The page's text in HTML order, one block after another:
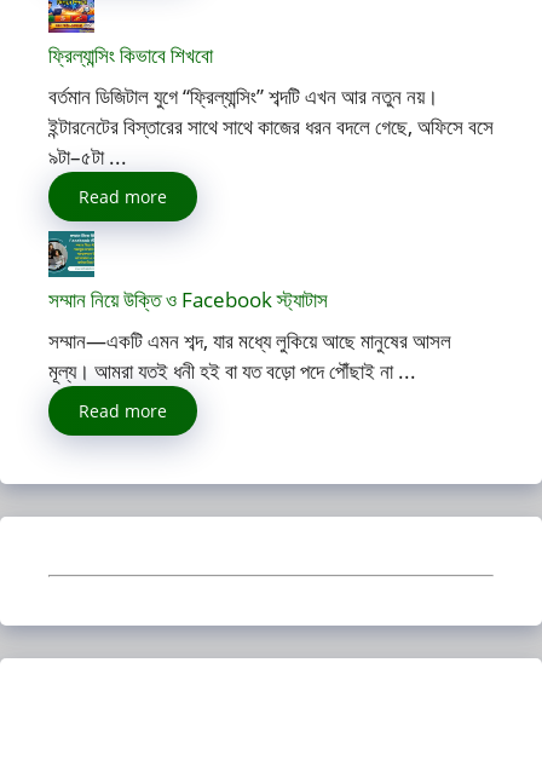
ফ্রিল্যান্সিং কিভাবে শিখবো
বর্তমান ডিজিটাল যুগে “ফ্রিল্যান্সিং” শব্দটি এখন আর নতুন নয়।
ইন্টারনেটের বিস্তারের সাথে সাথে কাজের ধরন বদলে গেছে, অফিসে বসে
৯টা–৫টা ...
Read more
সম্মান নিয়ে উক্তি ও Facebook স্ট্যাটাস
সম্মান—একটি এমন শব্দ, যার মধ্যে লুকিয়ে আছে মানুষের আসল
মূল্য। আমরা যতই ধনী হই বা যত বড়ো পদে পৌঁছাই না ...
Read more